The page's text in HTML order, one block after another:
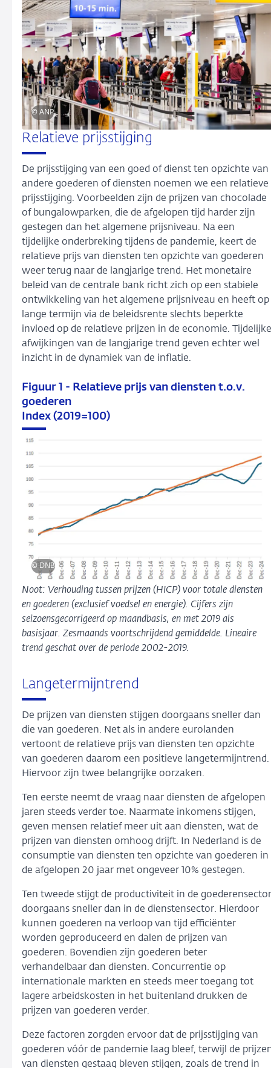
© ANP
Relatieve prijsstijging
De prijsstijging van een goed of dienst ten opzichte van
andere goederen of diensten noemen we een relatieve
prijsstijging. Voorbeelden zijn de prijzen van chocolade
of bungalowparken, die de afgelopen tijd harder zijn
gestegen dan het algemene prijsniveau. Na een
tijdelijke onderbreking tijdens de pandemie, keert de
relatieve prijs van diensten ten opzichte van goederen
weer terug naar de langjarige trend. Het monetaire
beleid van de centrale bank richt zich op een stabiele
ontwikkeling van het algemene prijsniveau en heeft op
lange termijn via de beleidsrente slechts beperkte
invloed op de relatieve prijzen in de economie. Tijdelijke
afwijkingen van de langjarige trend geven echter wel
inzicht in de dynamiek van de inflatie.
Figuur 1 - Relatieve prijs van diensten t.o.v.
goederen
Index (2019=100)
© DNB
Noot: Verhouding tussen prijzen (HICP) voor totale diensten
en goederen (exclusief voedsel en energie). Cijfers zijn
seizoensgecorrigeerd op maandbasis, en met 2019 als
basisjaar. Zesmaands voortschrijdend gemiddelde. Lineaire
trend geschat over de periode 2002-2019.
Langetermijntrend
De prijzen van diensten stijgen doorgaans sneller dan
die van goederen. Net als in andere eurolanden
vertoont de relatieve prijs van diensten ten opzichte
van goederen daarom een positieve langetermijntrend.
Hiervoor zijn twee belangrijke oorzaken.
Ten eerste neemt de vraag naar diensten de afgelopen
jaren steeds verder toe. Naarmate inkomens stijgen,
geven mensen relatief meer uit aan diensten, wat de
prijzen van diensten omhoog drijft. In Nederland is de
consumptie van diensten ten opzichte van goederen in
de afgelopen 20 jaar met ongeveer 10% gestegen.
Ten tweede stijgt de productiviteit in de goederensector
doorgaans sneller dan in de dienstensector. Hierdoor
kunnen goederen na verloop van tijd efficiënter
worden geproduceerd en dalen de prijzen van
goederen. Bovendien zijn goederen beter
verhandelbaar dan diensten. Concurrentie op
internationale markten en steeds meer toegang tot
lagere arbeidskosten in het buitenland drukken de
prijzen van goederen verder.
Deze factoren zorgden ervoor dat de prijsstijging van
goederen vóór de pandemie laag bleef, terwijl de
van diensten gestaag bleven stijgen, zoals de trend in